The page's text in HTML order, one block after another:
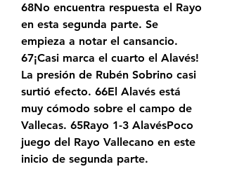
68No encuentra respuesta el Rayo
en esta segunda parte. Se
empieza a notar el cansancio.
67¡Casi marca el cuarto el Alavés!
La presión de Rubén Sobrino casi
surtió efecto. 66El Alavés está
muy cómodo sobre el campo de
Vallecas. 65Rayo 1-3 AlavésPoco
juego del Rayo Vallecano en este
inicio de segunda parte.